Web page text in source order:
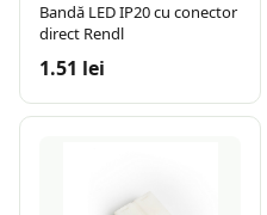
Bandă LED IP20 cu conector
direct Rendl
1.51 lei